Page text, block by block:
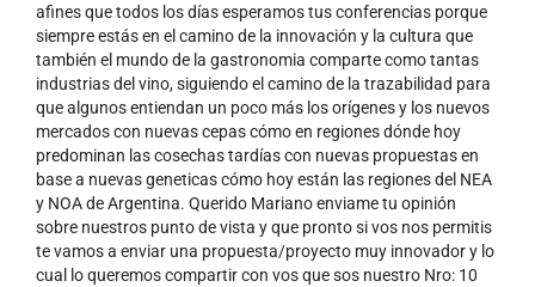
afines que todos los días esperamos tus conferencias porque
siempre estás en el camino de la innovación y la cultura que
también el mundo de la gastronomia comparte como tantas
industrias del vino, siguiendo el camino de la trazabilidad para
que algunos entiendan un poco más los orígenes y los nuevos
mercados con nuevas cepas cómo en regiones dónde hoy
predominan las cosechas tardías con nuevas propuestas en
base a nuevas geneticas cómo hoy están las regiones del NEA
y NOA de Argentina. Querido Mariano enviame tu opinión
sobre nuestros punto de vista y que pronto si vos nos permitis
te vamos a enviar una propuesta/proyecto muy innovador y lo
cual lo queremos compartir con vos que sos nuestro Nro: 10